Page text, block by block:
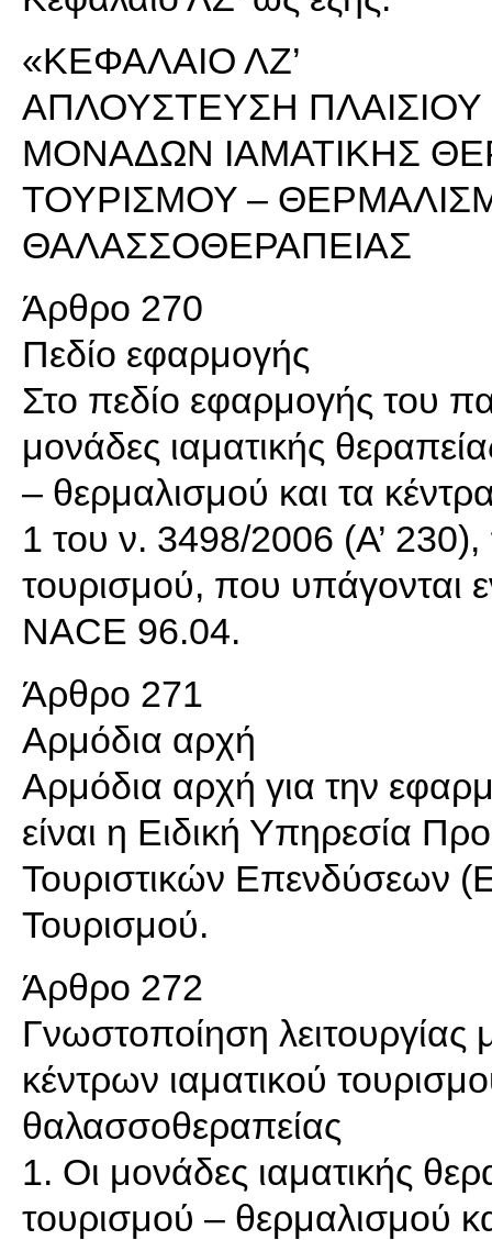
«ΚΕΦΑΛΑΙΟ ΛΖ’
ΑΠΛΟΥΣΤΕΥΣΗ
ΜΟΝΑΔΩΝ ΙΑΜΑΤΙΚΗΣ
ΤΟΥΡΙΣΜΟΥ –
ΘΑΛΑΣΣΟΘΕΡΑΠΕΙΑΣ
Άρθρο 270
Πεδίο εφαρμογής
Στο πεδίο εφαρμογής του
μονάδες ιαματικής
– θερμαλισμού και τα
1 του ν. 3498/2006 (Α’ 230),
τουρισμού, που υπάγονται
NACE 96.04.
Άρθρο 271
Αρμόδια αρχή
Αρμόδια αρχή για την
είναι η Ειδική Υπηρεσία
Τουριστικών Επενδύσεων
Τουρισμού.
Άρθρο 272
Γνωστοποίηση λειτουργίας
κέντρων ιαματικού
θαλασσοθεραπείας
1. Οι μονάδες ιαματικής
τουρισμού – θερμαλισμού